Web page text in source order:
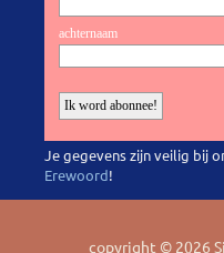
Je gegevens zijn veilig bij
Erewoord!
copyright © 2026